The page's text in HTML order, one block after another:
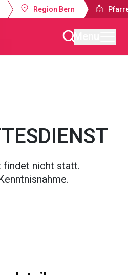
Region Bern
findet nicht statt.